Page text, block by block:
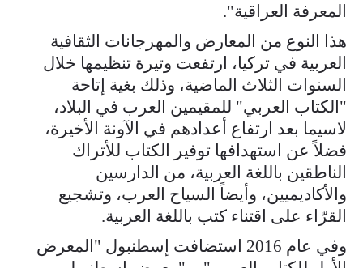
المعرفة العراقية".
هذا النوع من المعارض والمهرجانات الثقافية
العربية في تركيا، ارتفعت وتيرة تنظيمها خلال
السنوات الثلاث الماضية، وذلك بغية إتاحة
"الكتاب العربي" للمقيمين العرب في البلاد،
لاسيما بعد ارتفاع أعدادهم في الآونة الأخيرة،
فضلاً عن استهدافها توفير الكتاب للأتراك
الناطقين باللغة العربية، من الدارسين
والأكاديميين، وأيضاً السياح العرب، وتشجيع
القرّاء على اقتناء كتب باللغة العربية.
وفي عام 2016 استضافت إسطنبول "المعرض